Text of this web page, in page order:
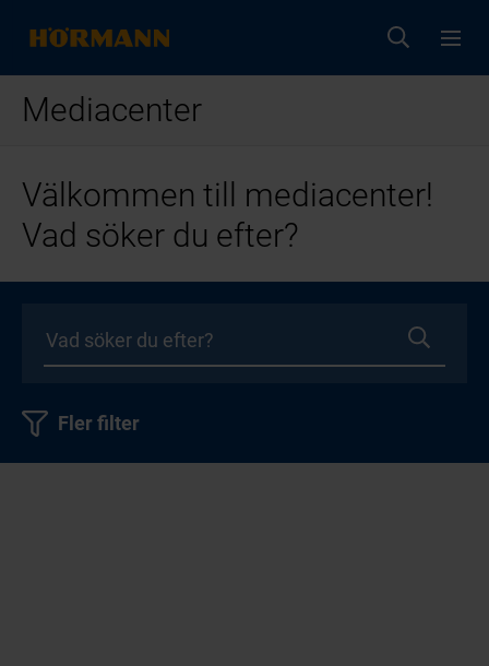
Mediacenter
Välkommen till mediacenter!
Vad söker du efter?
Fler filter